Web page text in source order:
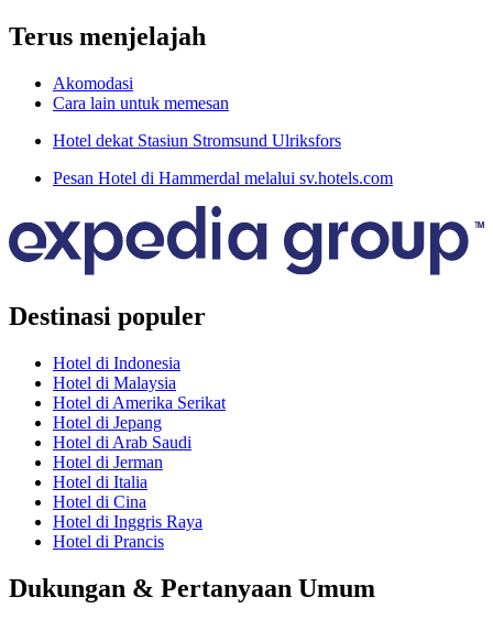
Terus menjelajah
Akomodasi
Cara lain untuk memesan
Hotel dekat Stasiun Stromsund Ulriksfors
Pesan Hotel di Hammerdal melalui sv.hotels.com
Destinasi populer
Hotel di Indonesia
Hotel di Malaysia
Hotel di Amerika Serikat
Hotel di Jepang
Hotel di Arab Saudi
Hotel di Jerman
Hotel di Italia
Hotel di Cina
Hotel di Inggris Raya
Hotel di Prancis
Dukungan & Pertanyaan Umum